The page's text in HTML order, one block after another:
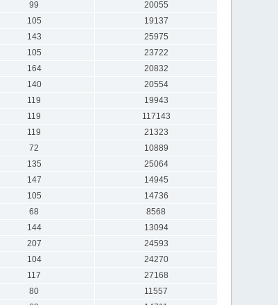
99
20055
105
19137
143
25975
105
23722
164
20832
140
20554
119
19943
119
117143
119
21323
72
10889
135
25064
147
14945
105
14736
68
8568
144
13094
207
24593
104
24270
117
27168
80
11557